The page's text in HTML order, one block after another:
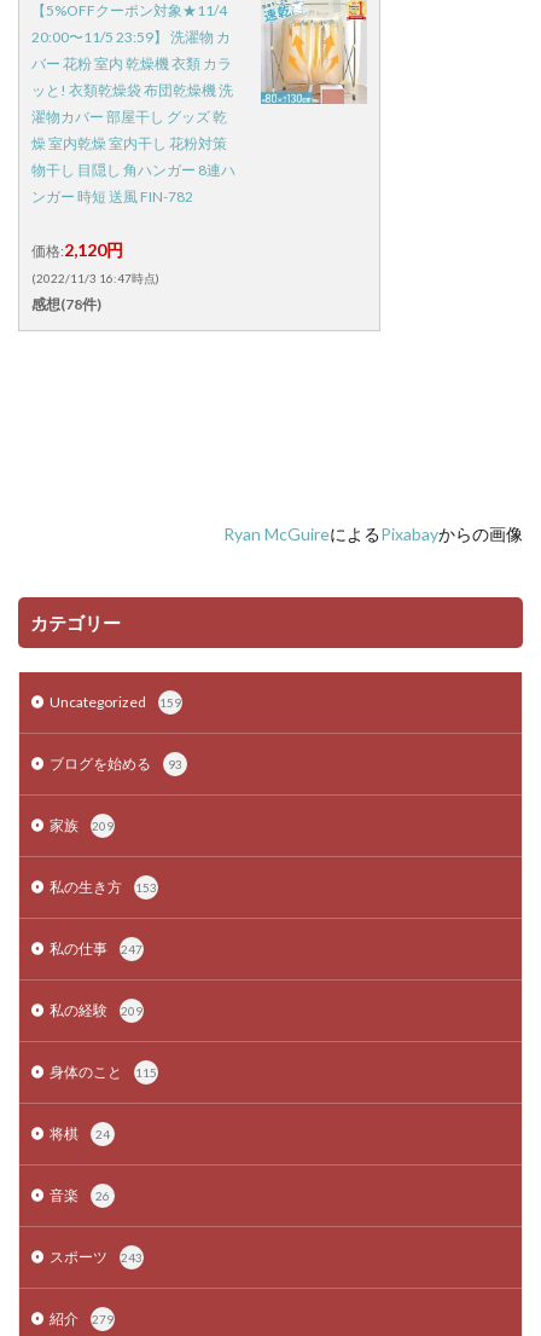
【5%OFFクーポン対象★11/4
20:00〜11/5 23:59】 洗濯物 カ
バー 花粉 室内 乾燥機 衣類 カラ
ッと! 衣類乾燥袋 布団乾燥機 洗
濯物カバー 部屋干し グッズ 乾
燥 室内乾燥 室内干し 花粉対策
物干し 目隠し 角ハンガー 8連ハ
ンガー 時短 送風 FIN-782
価格:2,120円
(2022/11/3 16:47時点)
感想(78件)
Ryan McGuireによるPixabayからの画像
カテゴリー
Uncategorized 159
ブログを始める 93
家族 209
私の生き方 153
私の仕事 247
私の経験 209
身体のこと 115
将棋 24
音楽 26
スポーツ 243
紹介 279